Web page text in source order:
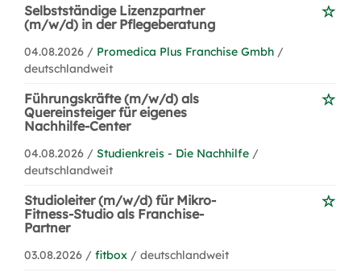
Selbstständige Lizenzpartner
(m/w/d) in der Pflegeberatung
04.08.2026 / Promedica Plus Franchise Gmbh /
deutschlandweit
Führungskräfte (m/w/d) als
Quereinsteiger für eigenes
Nachhilfe-Center
04.08.2026 / Studienkreis - Die Nachhilfe /
deutschlandweit
Studioleiter (m/w/d) für Mikro-
Fitness-Studio als Franchise-
Partner
03.08.2026 / fitbox / deutschlandweit